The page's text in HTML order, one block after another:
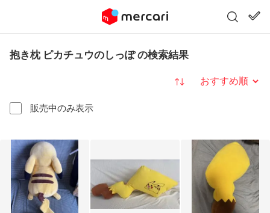
抱き枕 ピカチュウのしっぽ の検索結果
販売中のみ表示
並び替え